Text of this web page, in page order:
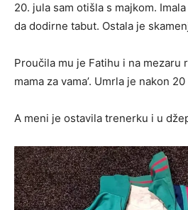
20. jula sam otišla s majkom.
da dodirne tabut. Ostala je
Proučila mu je Fatihu i na mezaru
mama za vama’. Umrla je nakon 20
A meni je ostavila trenerku i u